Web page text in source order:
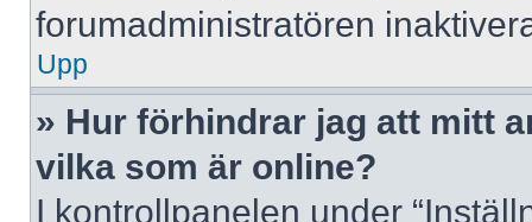
forumadministratören
Upp
» Hur förhindrar jag att mitt
vilka som är online?
I kontrollpanelen under